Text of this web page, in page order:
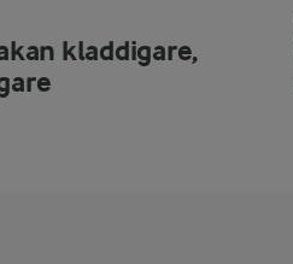
kladdigare,